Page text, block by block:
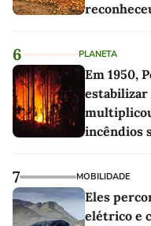
6 PLANETA
Em 1950,
estabilizar
incêndios
7 MOBILIDADE
Eles
elétrico e